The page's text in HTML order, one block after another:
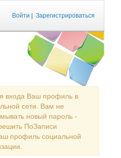
Войти | Зарегистрироваться
входа Ваш профиль в
сети. Вам не
новый пароль -
ПоЗаписи
профиль социальной